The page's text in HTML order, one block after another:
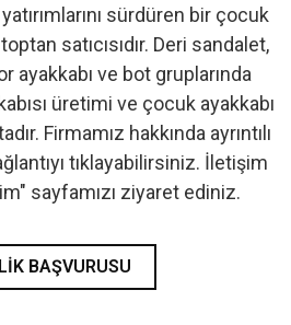
sürdüren bir çocuk
satıcısıdır. Deri sandalet,
ayakkabı ve bot gruplarında
üretimi ve çocuk ayakkabı
Firmamız hakkında ayrıntılı
tıklayabilirsiniz. İletişim
sayfamızı ziyaret ediniz.
BAŞVURUSU